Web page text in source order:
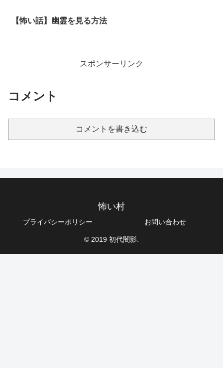
【怖い話】幽霊を見る方法
スポンサーリンク
コメント
コメントを書き込む
怖い村
プライバシーポリシー お問い合わせ
© 2019 初代闇影.